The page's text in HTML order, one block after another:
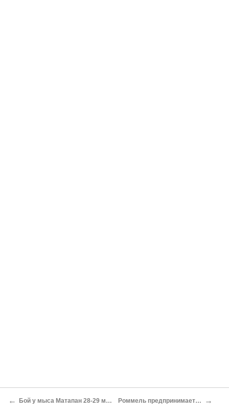
← Бой у мыса Матапан 28-29 марта 1941 года Роммель предпринимает наступление →